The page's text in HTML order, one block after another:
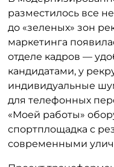
разместилось все
до «зеленых» зон
маркетинга
отделе кадров —
кандидатами, у
индивидуальные
для телефонных
«Моей работы»
спортплощадка с
современными